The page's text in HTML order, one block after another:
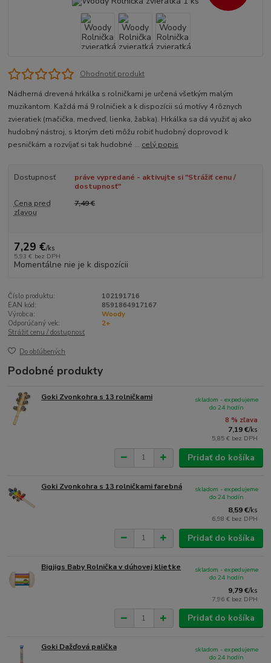
Ohodnotiť produkt
Nádherná drevená hrkálka s rolničkami je určená všetkým malým
muzikantom. Každá má 9 rolničiek a k dispozícii sú motívy 4 rôznych
zvieratiek (mačička, medveď, lienka, žabka). Hrkálka sa dá využiť aj ako
hudobný nástroj, s ktorým deti môžu robiť hudobný doprovod k
pesničkám a rozvíjať si tak hudobné ... celý popis
Dostupnosť
práve vypredané - aktivujte si "Strážiť cenu /
dostupnosť"
Cena pred
zľavou
7,49 €
7,29 €/ks
5,93 € bez DPH
Momentálne nie je k dispozícii
Číslo produktu:
102191716
EAN kód:
8591864917167
Výrobca:
Woody
Odporúčaný vek:
2+
Strážiť cenu / dostupnosť
Do obľúbených
Podobné produkty
Goki Zvonkohra s 13 rolničkami
8 % zľava
7,19 €/ks
5,85 € bez DPH
skladom - expedujeme
do 24 hodín
Pridať do košíka
Goki Zvonkohra s 13 rolničkami farebná
8,59 €/ks
6,98 € bez DPH
skladom - expedujeme
do 24 hodín
Pridať do košíka
Bigjigs Baby Rolnička v dúhovej klietke
9,79 €/ks
7,96 € bez DPH
skladom - expedujeme
do 24 hodín
Pridať do košíka
Goki Dažďová palička
skladom - expedujeme
do 24 hodín